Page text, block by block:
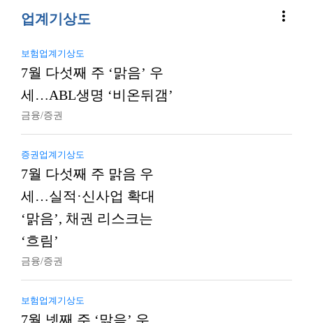
업계기상도 more_vert
보험업계기상도
7월 다섯째 주 ‘맑음’ 우
세…ABL생명 ‘비온뒤갬’
금융/증권
증권업계기상도
7월 다섯째 주 맑음 우
세…실적·신사업 확대
‘맑음’, 채권 리스크는
‘흐림’
금융/증권
보험업계기상도
7월 넷째 주 ‘맑음’ 우